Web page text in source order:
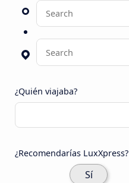
¿Quién viajaba?
¿Recomendarías LuxXpress?
Sí